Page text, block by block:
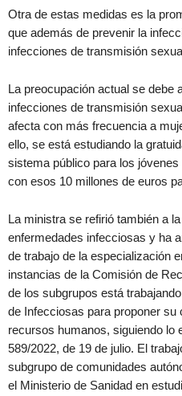
Otra de estas medidas es la
que además de prevenir la
infecciones de transmisión
La preocupación actual se debe
infecciones de transmisión
afecta con más frecuencia a
ello, se está estudiando la
sistema público para los
con esos 10 millones de euros
La ministra se refirió también a
enfermedades infecciosas y ha
de trabajo de la especialización
instancias de la Comisión de
de los subgrupos está
de Infecciosas para proponer su
recursos humanos, siguiendo lo
589/2022, de 19 de julio. El
subgrupo de comunidades
el Ministerio de Sanidad en